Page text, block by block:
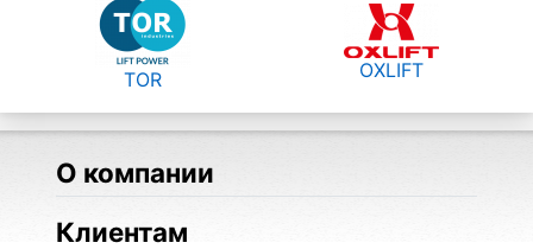
TOR OXLIFT
О компании
Клиентам